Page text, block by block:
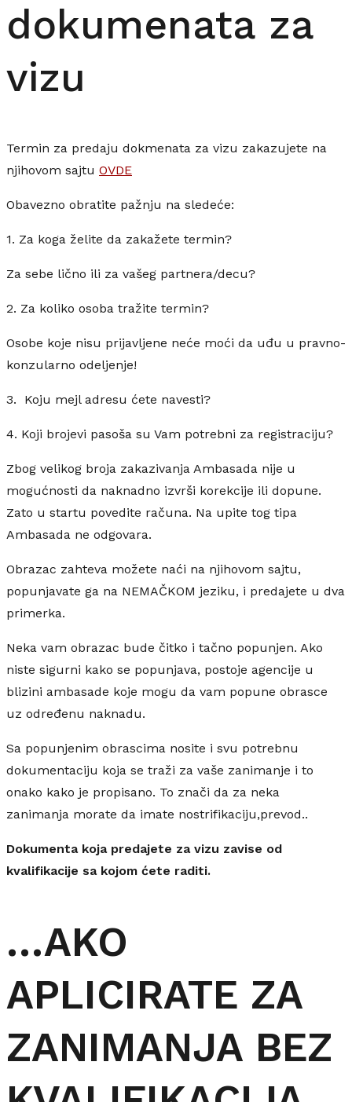
dokumenata za
vizu
Termin za predaju dokmenata za vizu zakazujete na
njihovom sajtu OVDE
Obavezno obratite pažnju na sledeće:
1. Za koga želite da zakažete termin?
Za sebe lično ili za vašeg partnera/decu?
2. Za koliko osoba tražite termin?
Osobe koje nisu prijavljene neće moći da uđu u pravno-
konzularno odeljenje!
3. Koju mejl adresu ćete navesti?
4. Koji brojevi pasoša su Vam potrebni za registraciju?
Zbog velikog broja zakazivanja Ambasada nije u
mogućnosti da naknadno izvrši korekcije ili dopune.
Zato u startu povedite računa. Na upite tog tipa
Ambasada ne odgovara.
Obrazac zahteva možete naći na njihovom sajtu,
popunjavate ga na NEMAČKOM jeziku, i predajete u dva
primerka.
Neka vam obrazac bude čitko i tačno popunjen. Ako
niste sigurni kako se popunjava, postoje agencije u
blizini ambasade koje mogu da vam popune obrasce
uz određenu naknadu.
Sa popunjenim obrascima nosite i svu potrebnu
dokumentaciju koja se traži za vaše zanimanje i to
onako kako je propisano. To znači da za neka
zanimanja morate da imate nostrifikaciju,prevod..
Dokumenta koja predajete za vizu zavise od
kvalifikacije sa kojom ćete raditi.
…AKO
APLICIRATE ZA
ZANIMANJA BEZ